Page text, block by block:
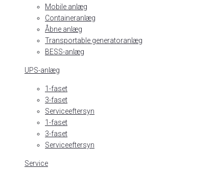
Mobile anlæg
Containeranlæg
Åbne anlæg
Transportable generatoranlæg
BESS-anlæg
UPS-anlæg
1-faset
3-faset
Serviceeftersyn
1-faset
3-faset
Serviceeftersyn
Service